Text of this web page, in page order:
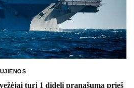
turi 1 didelį pranašumą prieš